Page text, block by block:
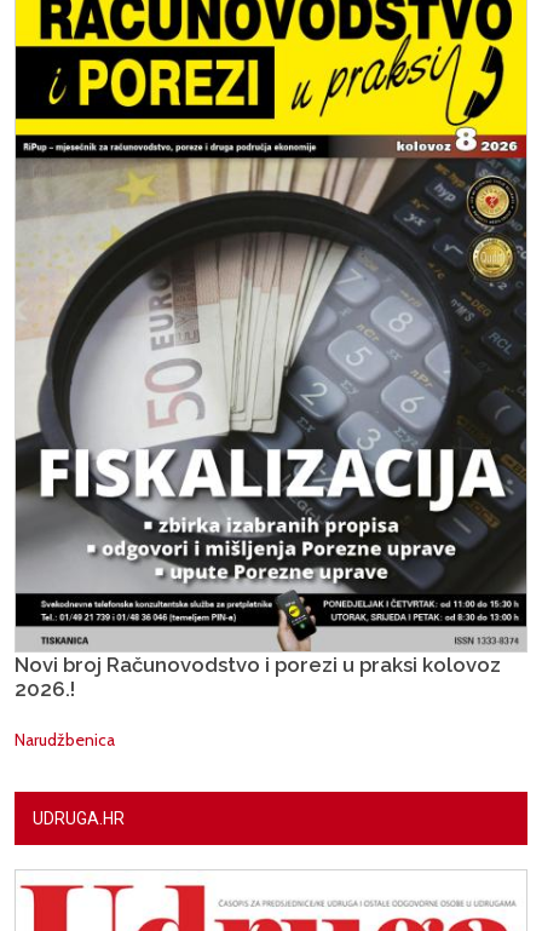
Novi broj Računovodstvo i porezi u praksi kolovoz
2026.!
Narudžbenica
UDRUGA.HR